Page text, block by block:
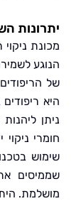
השימוש
ניקוי
לשמירה על
בצורה
בכושר
ליהנות
ניקוי ידניים
בטכנולוגיות
את
היתרונות